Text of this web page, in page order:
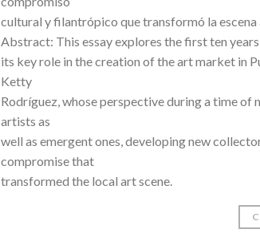
cultural y filantrópico que transformó la
Abstract: This essay explores the first ten
its key role in the creation of the art market in
Ketty
Rodríguez, whose perspective during a time
artists as
well as emergent ones, developing new
compromise that
transformed the local art scene.